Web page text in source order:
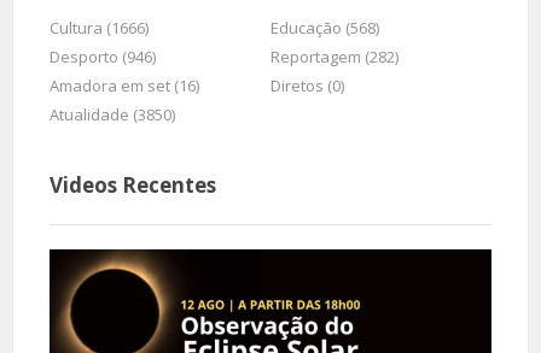
Cultura (1666)
Educação (568)
Desporto (946)
Reportagem (282)
Amadora em set (16)
Diretos (0)
Atualidade (3850)
Videos Recentes